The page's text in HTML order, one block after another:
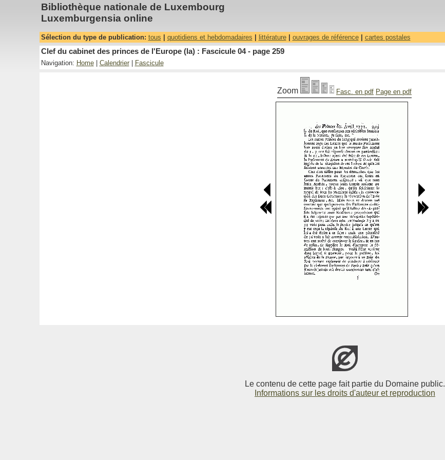
Bibliothèque nationale de Luxembourg
Luxemburgensia online
Sélection du type de publication: tous quotidiens et hebdomadaires littérature| ouvrages de référence| cartes postales
Clef du cabinet des princes de l'Europe (la) : Fascicule 04 - page 259
Navigation: Home| Calendrier| Fascicule
Zoom Fasc. en pdf Page en pdf
Le contenu de cette page fait partie du Domaine public.
Informations sur les droits d'auteur et reproduction